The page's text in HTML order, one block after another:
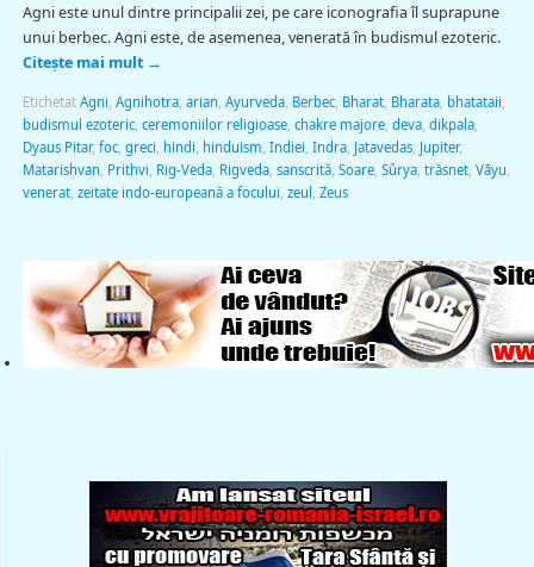
Agni este unul dintre principalii zei, pe care iconografia îl suprapune
unui berbec. Agni este, de asemenea, venerată în budismul ezoteric.
Citește mai mult →
Etichetat Agni Agnihotra, arian Ayurveda, Berbec, Bharat, Bharata, bhatataii
budismul ezoteric, ceremoniilor religioase, chakre majore, deva, dikpala,
Dyaus Pitar, foc, greci hindi hinduism Indiei Indra, Jatavedas, Jupiter,
Matarishvan Prithvi Rig-Veda, Rigveda, sanscrită, Soare, Sûrya, trăsnet, Vāyu
venerat, zeitate indo-europeană a focului zeul Zeus